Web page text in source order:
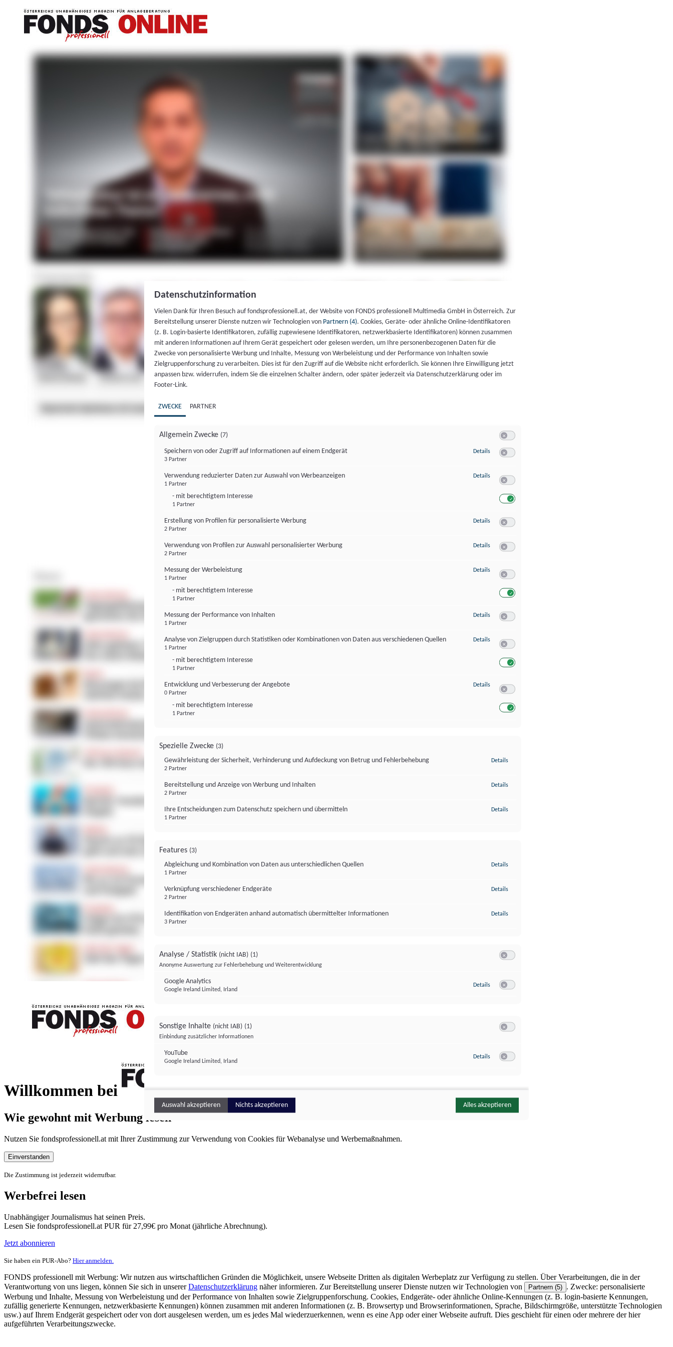
Willkommen bei
FONDS professionell
Wie gewohnt mit Werbung lesen
Nutzen Sie fondsprofessionell.at mit Ihrer Zustimmung zur Verwendung von Cookies für Webanalyse und Werbemaßnahmen.
Einverstanden
Die Zustimmung ist jederzeit widerrufbar.
Werbefrei lesen
Unabhängiger Journalismus hat seinen Preis.
Lesen Sie fondsprofessionell.at PUR für 27,99€ pro Monat (jährliche Abrechnung).
Jetzt abonnieren
Sie haben ein PUR-Abo? Hier anmelden.
FONDS professionell mit Werbung: Wir nutzen aus wirtschaftlichen Gründen die Möglichkeit, unsere Webseite Dritten als digitalen Werbeplatz zur Verfügung zu stellen. Über Verarbeitungen, die in der
Verantwortung von uns liegen, können Sie sich in unsererDatenschutzerklärung näher informieren. Zur Bereitstellung unserer Dienste nutzen wir Technologien von Partnern (5) . Zwecke: personalisierte
Werbung und Inhalte, Messung von Werbeleistung und der Performance von Inhalten sowie Zielgruppenforschung. Cookies, Endgeräte- oder ähnliche Online-Kennungen (z. B. login-basierte Kennungen,
zufällig generierte Kennungen, netzwerkbasierte Kennungen) können zusammen mit anderen Informationen (z. B. Browsertyp und Browserinformationen, Sprache, Bildschirmgröße, unterstützte Technologien
usw.) auf Ihrem Endgerät gespeichert oder von dort ausgelesen werden, um es jedes Mal wiederzuerkennen, wenn es eine App oder einer Webseite aufruft. Dies geschieht für einen oder mehrere der hier
aufgeführten Verarbeitungszwecke.
Datenschutzinformation
Vielen Dank für Ihren Besuch auf fondsprofessionell.at, der Website von FONDS professionell Multimedia GmbH in Österreich. Zur
Bereitstellung unserer Dienste nutzen wir Technologien von Partnern (4). Cookies, Geräte- oder ähnliche Online-Identifikatoren
(z. B. Login-basierte Identifikatoren, zufällig zugewiesene Identifikatoren, netzwerkbasierte Identifikatoren) können zusammen
mit anderen Informationen auf Ihrem Gerät gespeichert oder gelesen werden, um Ihre personenbezogenen Daten für die
Zwecke von personalisierte Werbung und Inhalte, Messung von Werbeleistung und der Performance von Inhalten sowie
Zielgruppenforschung zu verarbeiten. Dies ist für den Zugriff auf die Website nicht erforderlich. Sie können Ihre Einwilligung jetzt
anpassen bzw. widerrufen, indem Sie die einzelnen Schalter ändern, oder später jederzeit via Datenschutzerklärung oder im
Footer-Link.
ZWECKE PARTNER
Allgemein Zwecke (7)
Speichern von oder Zugriff auf Informationen auf einem Endgerät
3 Partner
Details zu Speichern von oder Zugriff auf Informationen auf einem Endgerät
Verwendung reduzierter Daten zur Auswahl von Werbeanzeigen
1 Partner
- mit berechtigtem Interesse
1 Partner
Details zu Verwendung reduzierter Daten zur Auswahl von Werbeanzeigen
Erstellung von Profilen für personalisierte Werbung
2 Partner
Details zu Erstellung von Profilen für personalisierte Werbung
Verwendung von Profilen zur Auswahl personalisierter Werbung
2 Partner
Details zu Verwendung von Profilen zur Auswahl personalisierter Werbung
Messung der Werbeleistung
1 Partner
- mit berechtigtem Interesse
1 Partner
Details zu Messung der Werbeleistung
Messung der Performance von Inhalten
1 Partner
Details zu Messung der Performance von Inhalten
Analyse von Zielgruppen durch Statistiken oder Kombinationen von Daten aus verschiedenen Quellen
1 Partner
- mit berechtigtem Interesse
1 Partner
Details zu Analyse von Zielgruppen durch Statistiken oder Kombinationen von
Entwicklung und Verbesserung der Angebote
0 Partner
- mit berechtigtem Interesse
1 Partner
Details zu Entwicklung und Verbesserung der Angebote
Spezielle Zwecke (3)
Gewährleistung der Sicherheit, Verhinderung und Aufdeckung von Betrug und Fehlerbehebung
2 Partner
Details
Bereitstellung und Anzeige von Werbung und Inhalten
2 Partner
Details
Ihre Entscheidungen zum Datenschutz speichern und übermitteln
1 Partner
Details
Features (3)
Abgleichung und Kombination von Daten aus unterschiedlichen Quellen
1 Partner
Details
Verknüpfung verschiedener Endgeräte
2 Partner
Details
Identifikation von Endgeräten anhand automatisch übermittelter Informationen
3 Partner
Details
Analyse / Statistik (nicht IAB) (1)
Anonyme Auswertung zur Fehlerbehebung und Weiterentwicklung
Google Analytics
Google Ireland Limited, Irland
Details zu Google Analytics
Sonstige Inhalte (nicht IAB) (1)
Einbindung zusätzlicher Informationen
YouTube
Google Ireland Limited, Irland
Details zu YouTube
Auswahl akzeptieren Nichts akzeptieren Alles akzeptieren